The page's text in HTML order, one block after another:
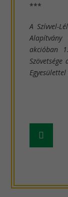
***
A Szívvel-
Alapítvány
akcióban
Szövetsége
hír